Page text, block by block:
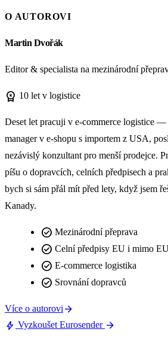
O AUTOROVI
Martin Dvořák
Editor & specialista na mezinárodní
workspace_premium 10 let v logistice
Deset let pracuji v e-commerce logistice
manager v e-shopu s importem z USA,
nezávislý konzultant pro menší prodejce.
píšu o dopravcích, celních předpisech a
bych si sám přál mít před lety, když jsem
Kanady.
check_circle Mezinárodní přeprava
check_circle Celní předpisy EU i mimo
check_circle E-commerce logistika
check_circle Srovnání dopravců
Více o autorovi arrow_forward
bolt Vyzkoušet Eurosender arrow_forward